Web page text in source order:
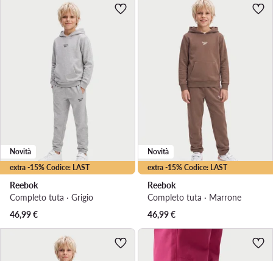
extra -15% Codice: LAST
Novità
Reebok
Completo tuta · Grigio
46,99€
extra -15% Codice: LAST
Novità
Reebok
Completo tuta · Marrone
46,99€